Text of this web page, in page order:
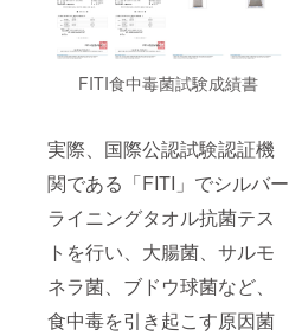
FITI食中毒菌試験成績書
実際、国際公認試験認証機
関である「FITI」でシルバー
ライニングタオル抗菌テス
トを行い、大腸菌、サルモ
ネラ菌、ブドウ球菌など、
食中毒を引き起こす原因菌